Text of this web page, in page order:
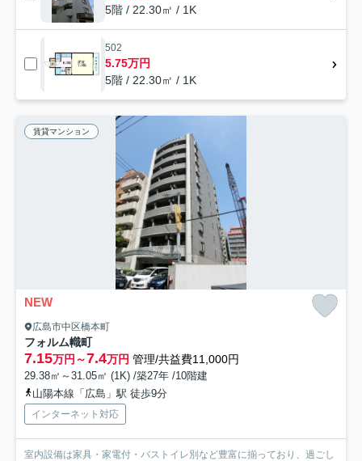
5階 / 22.30㎡ / 1K
502
5.75万円
5階 / 22.30㎡ / 1K
賃貸マンション
NEW
広島市中区橋本町
フォルム幟町
7.15万円～7.4万円 管理/共益費11,000円
29.38㎡～31.05㎡ (1K) /築27年 /10階建
山陽本線「広島」駅 徒歩9分
インターネット対応
室内設備は家具・家電付・バストイレ別など豊富に揃っており、過ごし